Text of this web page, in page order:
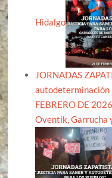
Hidalgo
JORNADAS
autodeterminación
FEBRERO DE
Oventik, Garrucha